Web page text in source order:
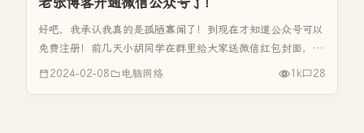
好吧，我承认我真的是孤陋寡闻了！到现在才知道公众号可以
免费注册！前几天小胡同学在群里给大家送微信红包封面，我
就想这个不错呢，做个比较有个性的红包封面，过年时给亲戚
2024-02-08 电脑网络 1k 28